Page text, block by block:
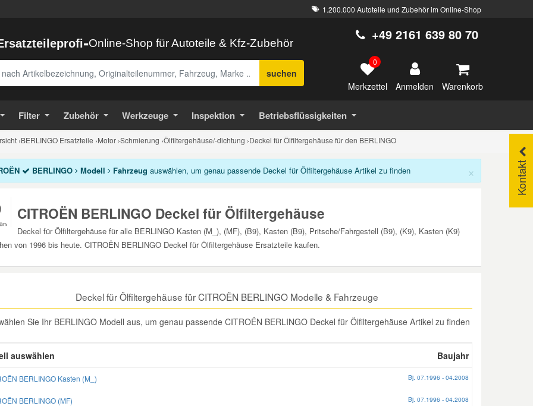
1.200.000 Autoteile und Zubehör im Online-Shop
-Online-Shop für Autoteile & Kfz-Zubehör
suchen
+49 2161 639 80 70
0
Merkzettel Anmelden Warenkorb
Filter Zubehör Werkzeuge Inspektion Betriebsflüssigkeiten
›BERLINGO Ersatzteile ›Motor ›Schmierung ›Ölfiltergehäuse/-dichtung ›Deckel für Ölfiltergehäuse für den BERLINGO
Kontakt
×
BERLINGO Modell Fahrzeug auswählen, um genau passende Deckel für Ölfiltergehäuse Artikel zu finden
CITROËN BERLINGO Deckel für Ölfiltergehäuse
Deckel für Ölfiltergehäuse für alle BERLINGO Kasten (M_), (MF), (B9), Kasten (B9), Pritsche/Fahrgestell (B9), (K9), Kasten (K9)
von 1996 bis heute. CITROËN BERLINGO Deckel für Ölfiltergehäuse Ersatzteile kaufen.
Deckel für Ölfiltergehäuse für CITROËN BERLINGO Modelle & Fahrzeuge
Sie Ihr BERLINGO Modell aus, um genau passende CITROËN BERLINGO Deckel für Ölfiltergehäuse Artikel zu finden
auswählen Baujahr
BERLINGO Kasten (M_) Bj. 07.1996 - 04.2008
BERLINGO (MF) Bj. 07.1996 - 04.2008